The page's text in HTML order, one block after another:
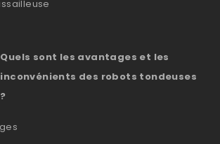
Quels sont les avantages et les
inconvénients des robots tondeuses
?